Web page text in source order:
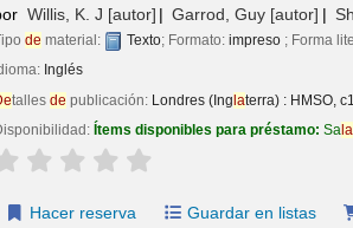
Willis, K. J [autor] Garrod, Guy [autor]
de material: Texto; Formato:impreso ; Forma
Inglés
tallesde publicación: Londres (Inglaterra) : HMSO,
Ítems disponibles para préstamo:Sala
Hacer reserva Guardar en listas